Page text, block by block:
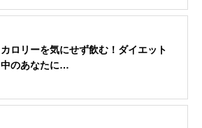
カロリーを気にせず飲む！ダイエット
中のあなたに…